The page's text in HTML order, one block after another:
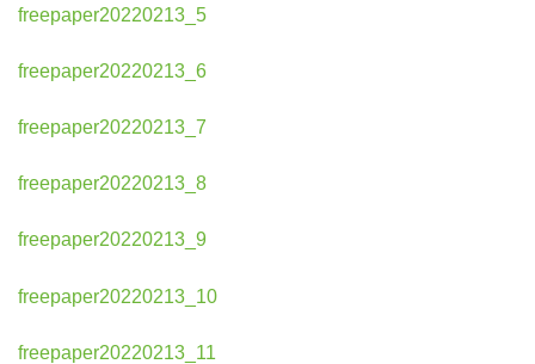
freepaper20220213_5
freepaper20220213_6
freepaper20220213_7
freepaper20220213_8
freepaper20220213_9
freepaper20220213_10
freepaper20220213_11